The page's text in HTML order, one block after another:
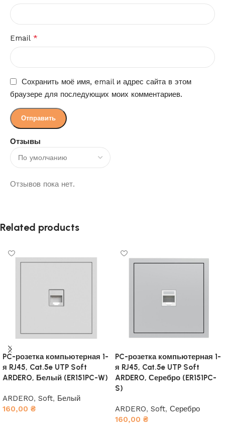
Отзывы
Отзывов пока нет.
Email *
Сохранить моё имя, email и адрес сайта в этом
браузере для последующих моих комментариев.
Related products
PC-розетка компьютерная 1-
я RJ45, Cat.5e UTP Soft
ARDERO, Белый (ER151PC-W)
ARDERO, Soft, Белый
160,00 ₴
PC-розетка компьютерная 1-
я RJ45, Cat.5e UTP Soft
ARDERO, Серебро (ER151PC-
S)
ARDERO, Soft, Серебро
160,00 ₴